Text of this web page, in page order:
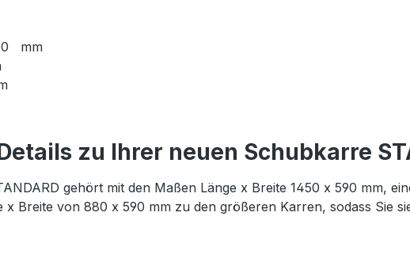
mm
zu Ihrer neuen Schubkarre
gehört mit den Maßen Länge x Breite 1450 x 590 mm,
x Breite von 880 x 590 mm zu den größeren Karren, sodass Sie